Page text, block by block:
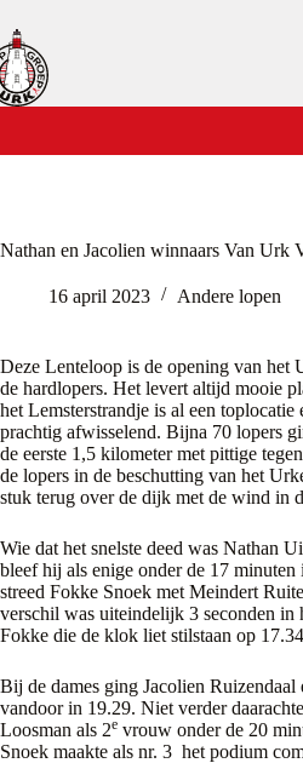
naar
de
inhoud
Nathan en Jacolien winnaars Van Urk
16 april 2023 Andere lopen
Deze Lenteloop is de opening van het
de hardlopers. Het levert altijd mooie
het Lemsterstrandje is al een toplocatie
prachtig afwisselend. Bijna 70 lopers
de eerste 1,5 kilometer met pittige
de lopers in de beschutting van het
stuk terug over de dijk met de wind in
Wie dat het snelste deed was Nathan
bleef hij als enige onder de 17 minuten
streed Fokke Snoek met Meindert
verschil was uiteindelijk 3 seconden in
Fokke die de klok liet stilstaan op
Bij de dames ging Jacolien Ruizendaal
vandoor in 19.29. Niet verder
Loosman als 2e vrouw onder de 20
Snoek maakte als nr. 3 het podium